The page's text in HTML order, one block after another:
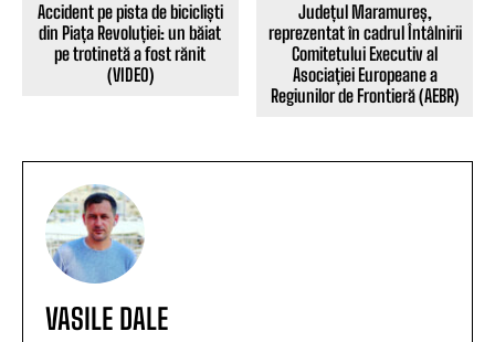
Accident pe pista de bicicliști
din Piața Revoluției: un băiat
pe trotinetă a fost rănit
(VIDEO)
Județul Maramureș,
reprezentat în cadrul Întâlnirii
Comitetului Executiv al
Asociației Europeane a
Regiunilor de Frontieră (AEBR)
VASILE DALE